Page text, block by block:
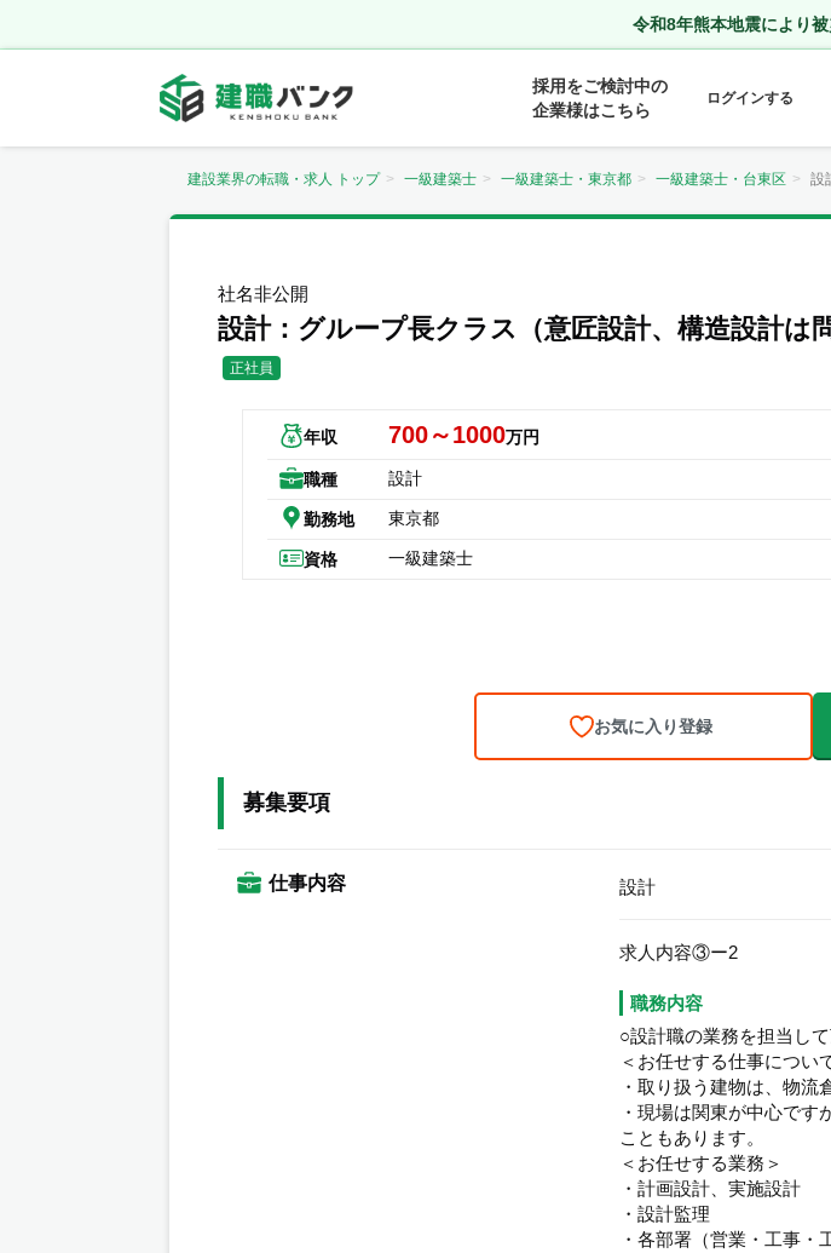
令和8年熊本地震により
採用をご検討中の
企業様はこちら
ログインする
建設業界の転職・求人 トップ 一級建築士 一級建築士・東京都 一級建築士・台東区 設
社名非公開
設計：グループ長クラス（意匠設計、構造設計は
正社員
年収 700～1000万円
職種 設計
勤務地 東京都
資格 一級建築士
お気に入り登録
募集要項
仕事内容 設計
求人内容③ー2
職務内容
○設計職の業務を担当して
＜お任せする仕事につい
・取り扱う建物は、物流
・現場は関東が中心です
こともあります。
＜お任せする業務＞
・計画設計、実施設計
・設計監理
・各部署（営業・工事・